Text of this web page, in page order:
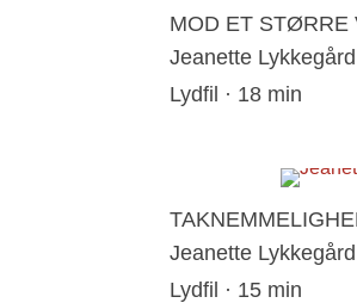
MOD ET STØRRE
Jeanette Lykkegård
Lydfil · 18 min
Jeanette Lykkegård
Lydfil · 15 min